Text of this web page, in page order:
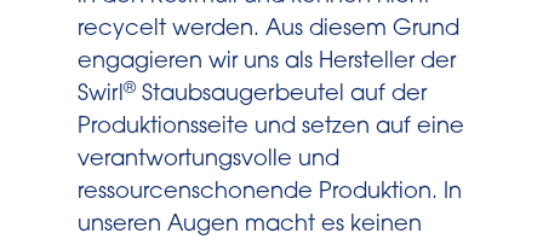
recycelt werden. Aus diesem Grund
engagieren wir uns als Hersteller der
Swirl®Staubsaugerbeutel auf der
Produktionsseite und setzen auf eine
verantwortungsvolle und
ressourcenschonende Produktion. In
unseren Augen macht es keinen